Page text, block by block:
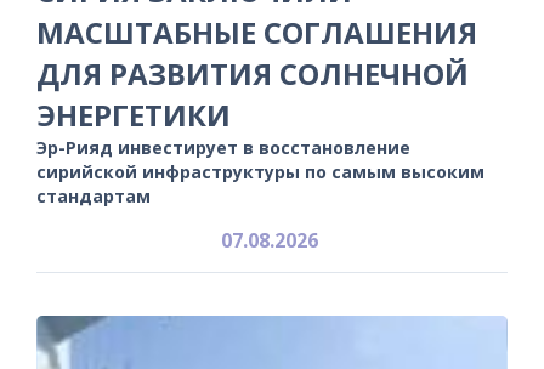
МАСШТАБНЫЕ СОГЛАШЕНИЯ
ДЛЯ РАЗВИТИЯ СОЛНЕЧНОЙ
ЭНЕРГЕТИКИ
Эр-Рияд инвестирует в восстановление
сирийской инфраструктуры по самым высоким
стандартам
07.08.2026